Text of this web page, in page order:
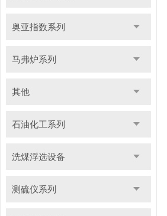
奥亚指数系列
马弗炉系列
其他
石油化工系列
洗煤浮选设备
测硫仪系列